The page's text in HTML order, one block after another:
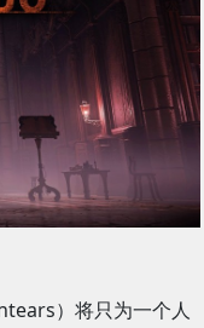
）将只为一个人